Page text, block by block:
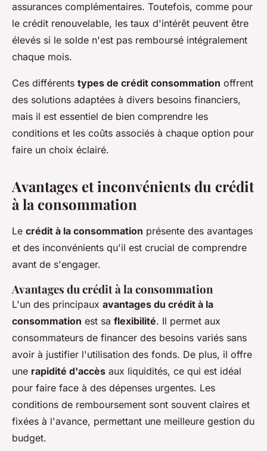
assurances complémentaires. Toutefois, comme pour
le crédit renouvelable, les taux d'intérêt peuvent être
élevés si le solde n'est pas remboursé intégralement
chaque mois.
Ces différents types de crédit consommation offrent
des solutions adaptées à divers besoins financiers,
mais il est essentiel de bien comprendre les
conditions et les coûts associés à chaque option pour
faire un choix éclairé.
Avantages et inconvénients du crédit
à la consommation
Le crédit à la consommation présente des avantages
et des inconvénients qu'il est crucial de comprendre
avant de s'engager.
Avantages du crédit à la consommation
L'un des principaux avantages du crédit à la
consommation est sa flexibilité. Il permet aux
consommateurs de financer des besoins variés sans
avoir à justifier l'utilisation des fonds. De plus, il offre
une rapidité d'accès aux liquidités, ce qui est idéal
pour faire face à des dépenses urgentes. Les
conditions de remboursement sont souvent claires et
fixées à l'avance, permettant une meilleure gestion du
budget.